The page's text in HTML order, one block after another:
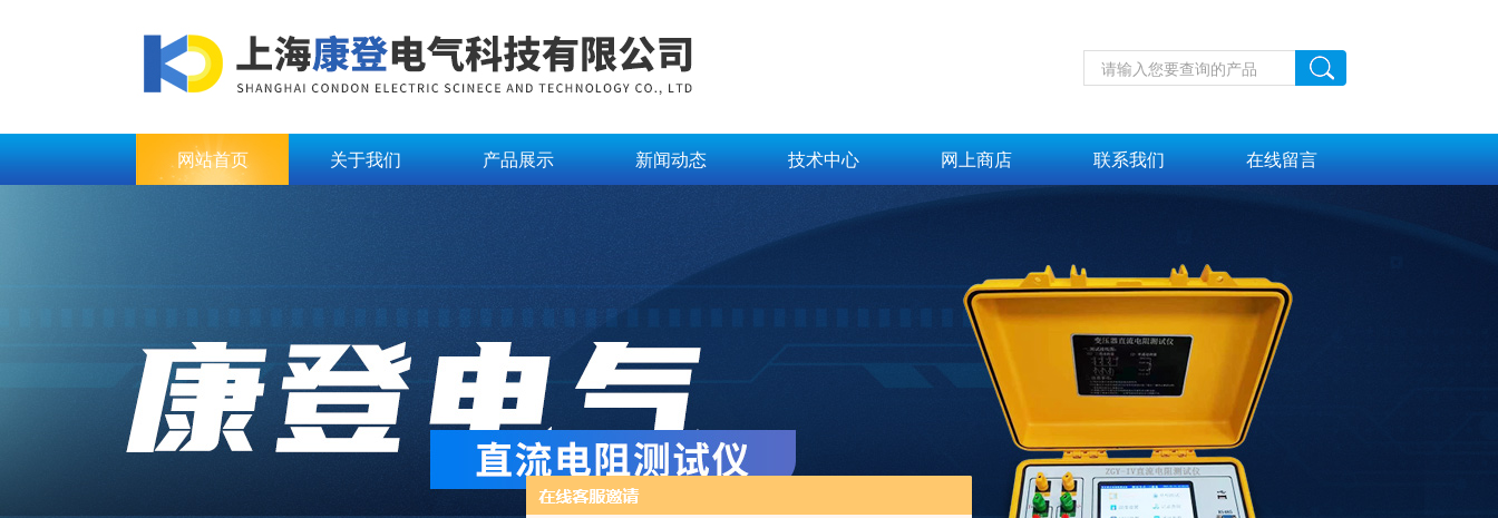
网站首页 关于我们 产品展示 新闻动态 技术中心 网上商店 联系我们 在线留言